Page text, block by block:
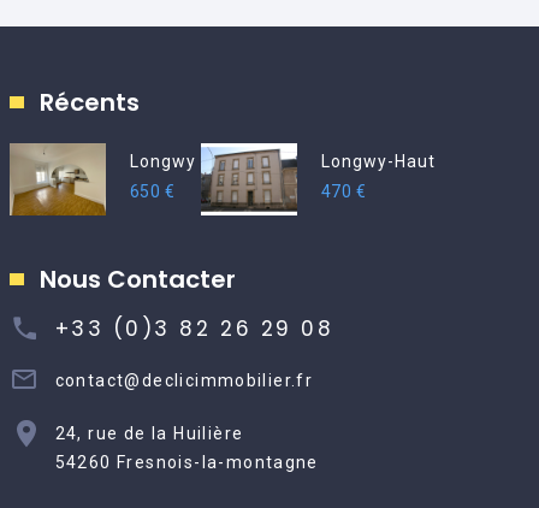
Récents
Longwy
650 €
Longwy-Haut
470 €
Nous Contacter
+33 (0)3 82 26 29 08
contact@declicimmobilier.fr
24, rue de la Huilière
54260 Fresnois-la-montagne